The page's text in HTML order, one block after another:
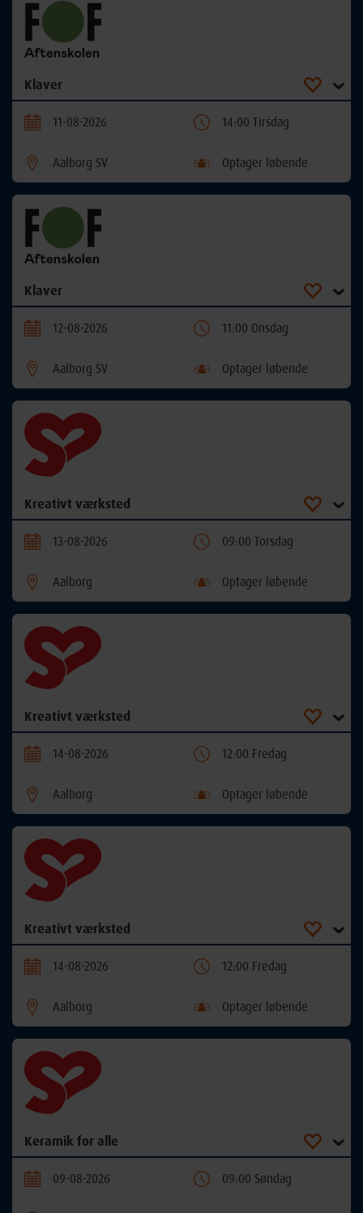
Klaver
11-08-2026 14:00 Tirsdag
Aalborg SV Optager løbende
Klaver
12-08-2026 11:00 Onsdag
Aalborg SV Optager løbende
Kreativt værksted
13-08-2026 09:00 Torsdag
Aalborg Optager løbende
Kreativt værksted
14-08-2026 12:00 Fredag
Aalborg Optager løbende
Kreativt værksted
14-08-2026 12:00 Fredag
Aalborg Optager løbende
Keramik for alle
09-08-2026 09:00 Søndag